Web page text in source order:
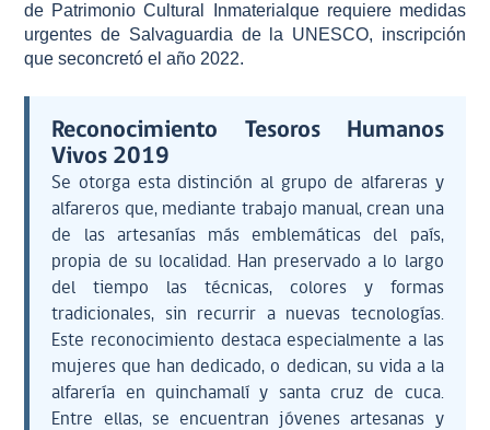
de Patrimonio Cultural Inmaterialque requiere medidas
urgentes de Salvaguardia de la UNESCO, inscripción
que seconcretó el año 2022.
Reconocimiento Tesoros Humanos
Vivos 2019
Se otorga esta distinción al grupo de alfareras y
alfareros que, mediante trabajo manual, crean una
de las artesanías más emblemáticas del país,
propia de su localidad. Han preservado a lo largo
del tiempo las técnicas, colores y formas
tradicionales, sin recurrir a nuevas tecnologías.
Este reconocimiento destaca especialmente a las
mujeres que han dedicado, o dedican, su vida a la
alfarería en quinchamalí y santa cruz de cuca.
Entre ellas, se encuentran jóvenes artesanas y